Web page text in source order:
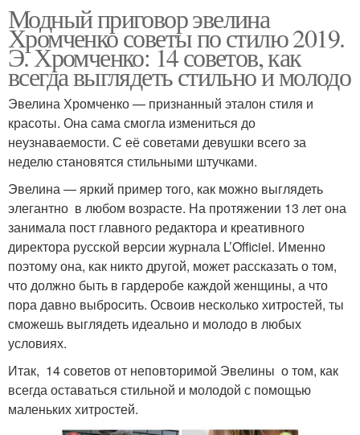
Модный приговор эвелина
Хромченко советы по стилю 2019.
Э. Хромченко: 14 советов, как
всегда выглядеть стильно и молодо
Эвелина Хромченко — признанный эталон стиля и
красоты. Она сама смогла измениться до
неузнаваемости. С её советами девушки всего за
неделю становятся стильными штучками.
Эвелина — яркий пример того, как можно выглядеть
элегантно в любом возрасте. На протяжении 13 лет она
занимала пост главного редактора и креативного
директора русской версии журнала L’Officiel. Именно
поэтому она, как никто другой, может рассказать о том,
что должно быть в гардеробе каждой женщины, а что
пора давно выбросить. Освоив несколько хитростей, ты
сможешь выглядеть идеально и молодо в любых
условиях.
Итак, 14 советов от неповторимой Эвелины о том, как
всегда оставаться стильной и молодой с помощью
маленьких хитростей.